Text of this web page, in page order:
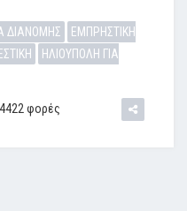
ΔΙΑΝΟΜΗΣ
ΕΜΠΡΗΣΤΙΚΗ
ΗΛΙΟΥΠΟΛΗ ΓΙΑ
φορές